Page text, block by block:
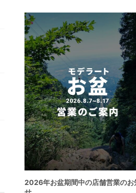
2026年お盆期間中の店舗営業のお